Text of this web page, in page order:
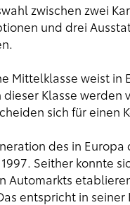
zwischen zwei
und drei
Mittelklasse weist in
dieser Klasse
sich für einen
des in
Seither konnte
Automarkts
entspricht in